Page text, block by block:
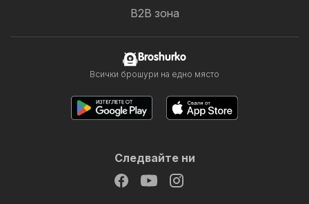
B2B зона
Broshurko
Всички брошури на едно място
Следвайте ни